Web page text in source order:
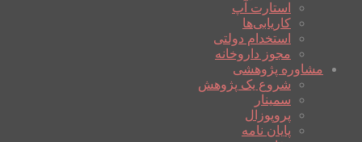
استارت آپ
کاریابی‌ها
استخدام دولتی
مجوز داروخانه
مشاوره پژوهشی
شروع یک پژوهش
سمینار
پروپوزال
پایان نامه